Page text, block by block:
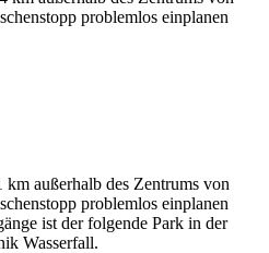
problemlos einplanen
außerhalb des Zentrums von
problemlos einplanen
ist der folgende Park in der
Wasserfall.